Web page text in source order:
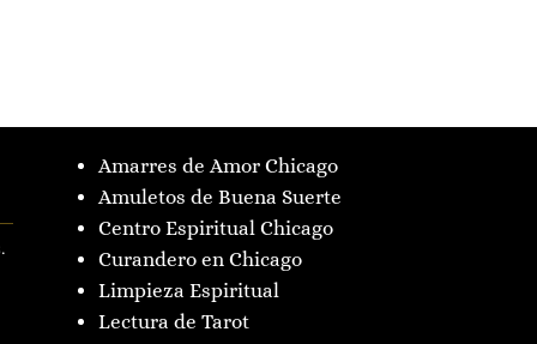
Amarres de Amor Chicago
Amuletos de Buena Suerte
Centro Espiritual Chicago
Curandero en Chicago
Limpieza Espiritual
Lectura de Tarot